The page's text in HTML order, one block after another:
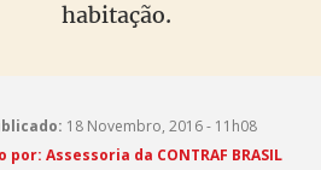
habitação.
18 Novembro, 2016 - 11h08
por: Assessoria da CONTRAF BRASIL